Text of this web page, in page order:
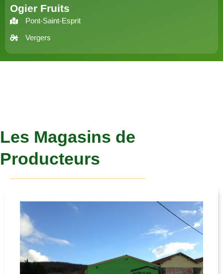
Ogier Fruits
Pont-Saint-Esprit
Vergers
Les Magasins de
Producteurs